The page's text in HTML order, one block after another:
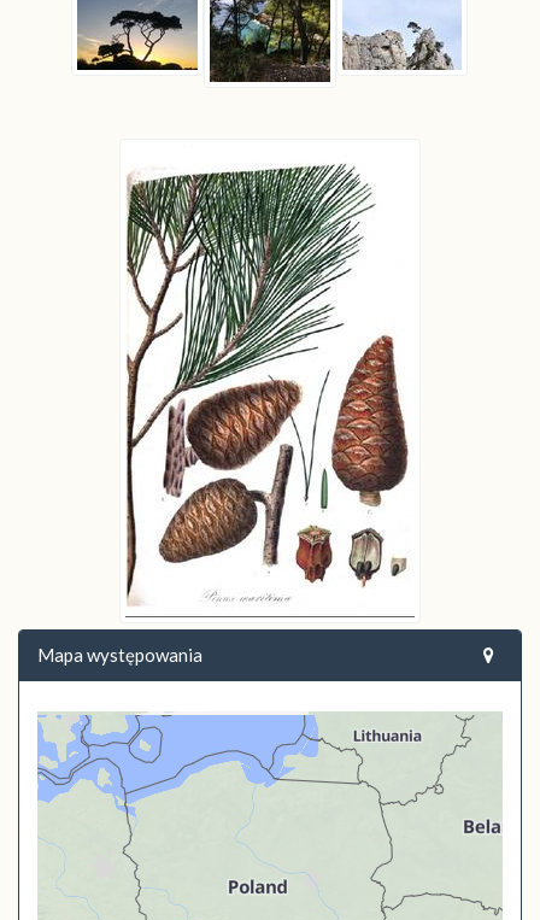
Mapa występowania